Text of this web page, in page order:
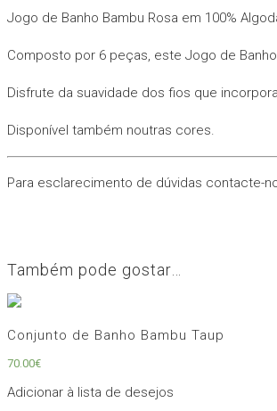
Jogo de Banho Bambu Rosa em 100%
Composto por 6 peças, este Jogo de
Disfrute da suavidade dos fios que
Disponível também noutras cores.
Para esclarecimento de dúvidas contacte-
Também pode gostar…
Conjunto de Banho Bambu Taup
70.00€
Adicionar à lista de desejos